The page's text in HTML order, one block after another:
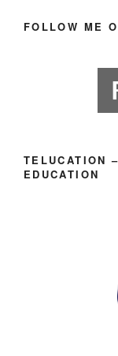
FOLLOW ME
TELUCATION
EDUCATION